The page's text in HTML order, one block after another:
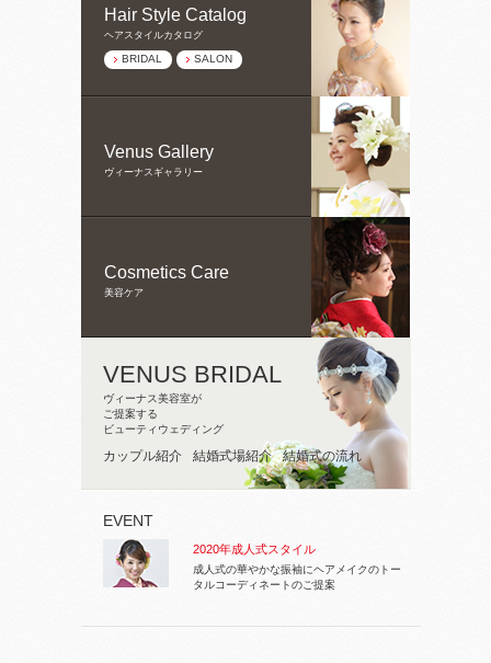
Hair Style Catalog
ヘアスタイルカタログ
BRIDAL SALON
Venus Gallery
ヴィーナスギャラリー
Cosmetics Care
美容ケア
VENUS BRIDAL
ヴィーナス美容室が
ご提案する
ビューティウェディング
カップル紹介 結婚式場紹介 結婚式の流れ
EVENT
2020年成人式スタイル
成人式の華やかな振袖にヘアメイクのトー
タルコーディネートのご提案